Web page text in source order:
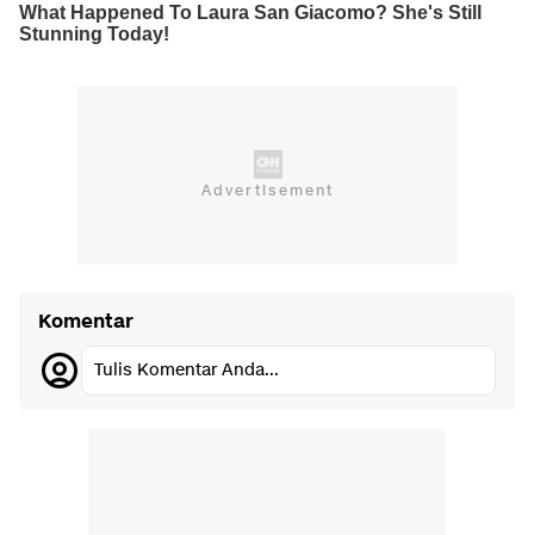
Komentar
Tulis Komentar Anda...